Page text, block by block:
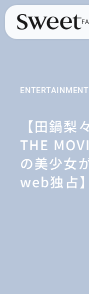
ENTERTAINMENT
【田鍋梨
THE
の美少女
web独占】